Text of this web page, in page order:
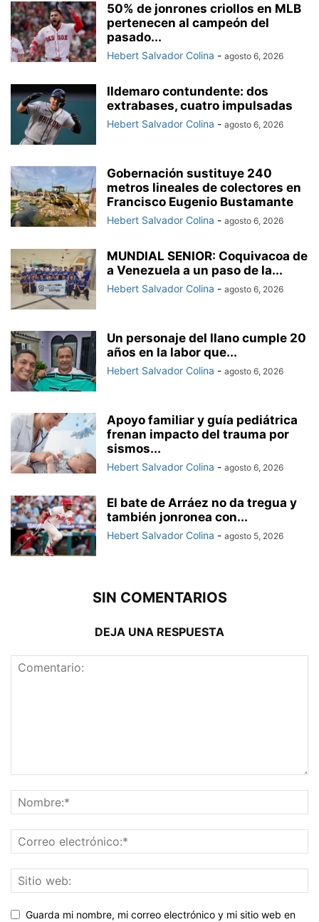
50% de jonrones criollos en MLB
pertenecen al campeón del
pasado...
Hebert Salvador Colina - agosto 6, 2026
Ildemaro contundente: dos
extrabases, cuatro impulsadas
Hebert Salvador Colina - agosto 6, 2026
Gobernación sustituye 240
metros lineales de colectores en
Francisco Eugenio Bustamante
Hebert Salvador Colina - agosto 6, 2026
MUNDIAL SENIOR: Coquivacoa de
a Venezuela a un paso de la...
Hebert Salvador Colina - agosto 6, 2026
Un personaje del llano cumple 20
años en la labor que...
Hebert Salvador Colina - agosto 6, 2026
Apoyo familiar y guía pediátrica
frenan impacto del trauma por
sismos...
Hebert Salvador Colina - agosto 6, 2026
El bate de Arráez no da tregua y
también jonronea con...
Hebert Salvador Colina - agosto 5, 2026
SIN COMENTARIOS
DEJA UNA RESPUESTA
Guarda mi nombre, mi correo electrónico y mi sitio web en